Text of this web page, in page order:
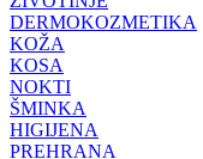
DERMOKOZMETIKA
KOŽA
KOSA
NOKTI
ŠMINKA
HIGIJENA
PREHRANA